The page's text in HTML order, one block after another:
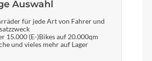
Auswahl
für jede Art von Fahrer und
15.000 (E-)Bikes auf 20.000qm
und vieles mehr auf Lager